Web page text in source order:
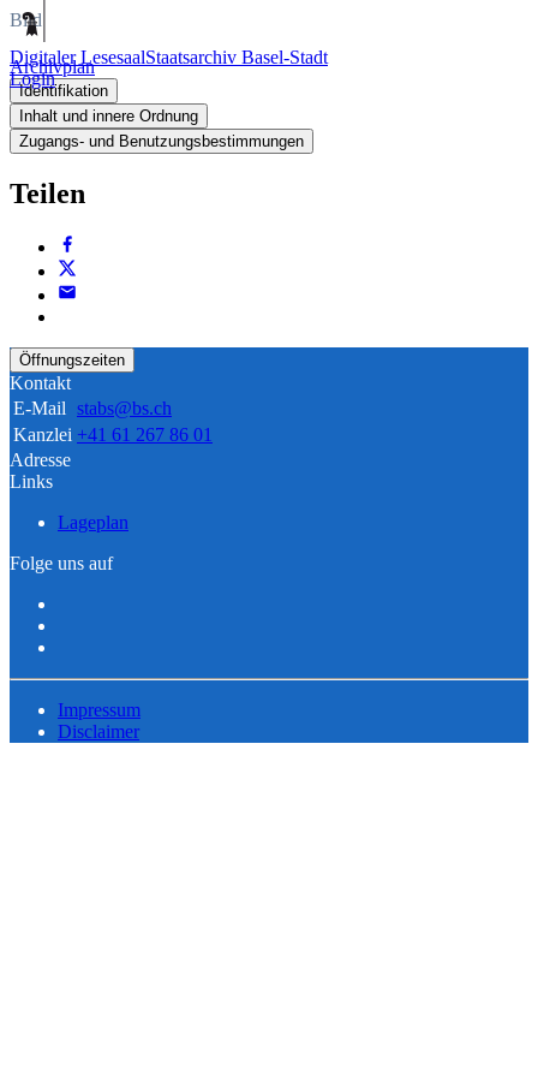
Digitaler LesesaalStaatsarchiv Basel-Stadt
Login
Bild
Archivplan
Identifikation
Inhalt und innere Ordnung
Zugangs- und Benutzungsbestimmungen
Teilen
Öffnungszeiten
Kontakt
E-Mail stabs@bs.ch
Kanzlei +41 61 267 86 01
Adresse
Links
Lageplan
Folge uns auf
Impressum
Disclaimer